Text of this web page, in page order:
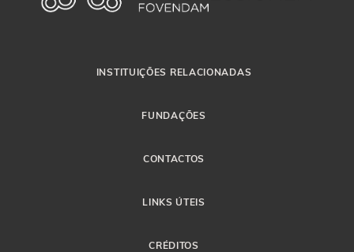
INSTITUIÇÕES RELACIONADAS
FUNDAÇÕES
CONTACTOS
LINKS ÚTEIS
CRÉDITOS